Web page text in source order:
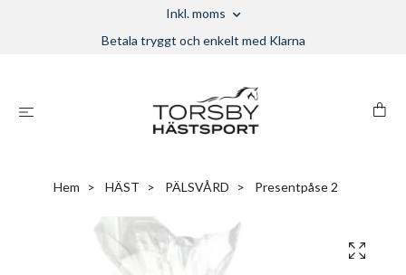
Inkl. moms
Betala tryggt och enkelt med Klarna
Hem HÄST PÄLSVÅRD Presentpåse 2